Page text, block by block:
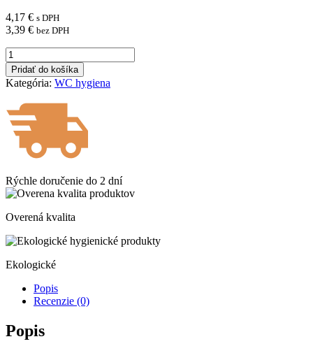
4,17 € s DPH
3,39 € bez DPH
množstvo
Bref
Color
Aktiv
WC
závesný
blok
50
g
Pridať do košíka
Kategória: WC hygiena
Rýchle doručenie do 2 dní
Overená kvalita
Ekologické
Popis
Recenzie (0)
Popis